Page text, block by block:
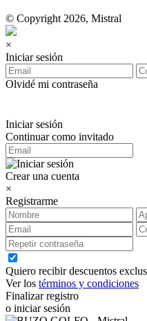
© Copyright 2026, Mistral
×
Iniciar sesión
Olvidé mi contraseña
Iniciar sesión
Continuar como invitado
Crear una cuenta
×
Registrarme
Quiero recibir descuentos
Ver los términos y condiciones
Finalizar registro
o iniciar sesión